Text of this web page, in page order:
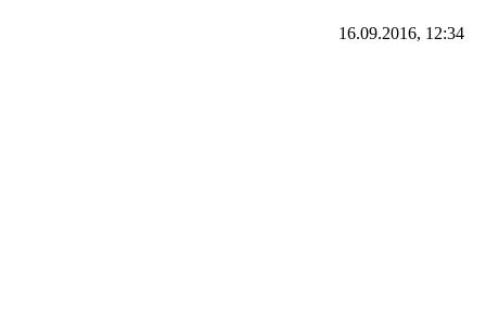
16.09.2016, 12:34